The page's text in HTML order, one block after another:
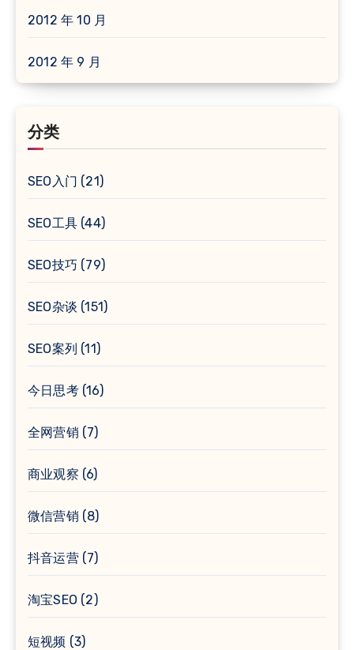
2012 年 10 月
2012 年 9 月
分类
SEO入门 (21)
SEO工具 (44)
SEO技巧 (79)
SEO杂谈 (151)
SEO案列 (11)
今日思考(16)
全网营销 (7)
商业观察 (6)
微信营销 (8)
抖音运营(7)
淘宝SEO (2)
短视频 (3)